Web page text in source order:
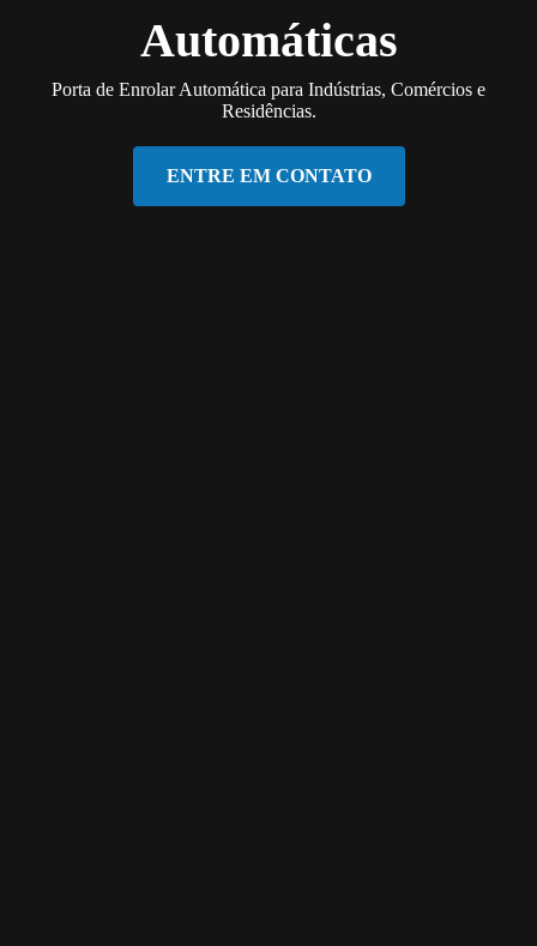
Automáticas
Porta de Enrolar Automática para Indústrias, Comércios e
Residências.
ENTRE EM CONTATO